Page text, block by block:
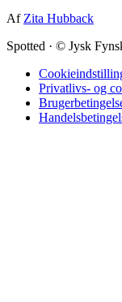
Af Zita Hubback
Spotted · © Jysk
Privatlivs- og